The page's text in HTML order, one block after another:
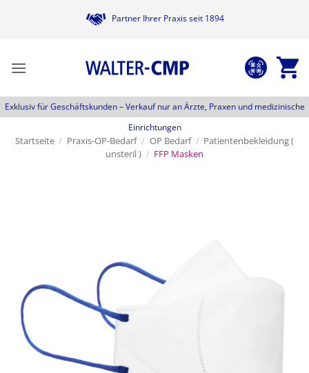
Partner Ihrer Praxis seit 1894
Exklusiv für Geschäftskunden –Verkauf nur an Ärzte, Praxen und medizinische
Einrichtungen
Startseite / Praxis-OP-Bedarf / OP Bedarf / Patientenbekleidung (
unsteril ) / FFP Masken